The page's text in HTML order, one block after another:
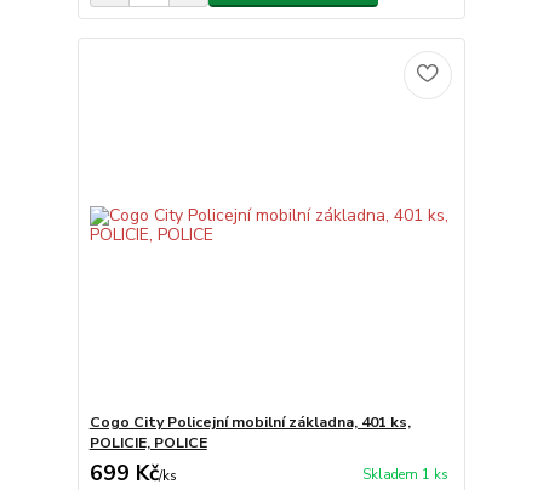
Cogo City Policejní mobilní základna, 401 ks,
POLICIE, POLICE
699 Kč/ks Skladem 1 ks